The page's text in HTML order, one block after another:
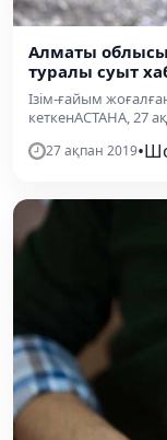
Алматы
туралы суыт
Ізім-ғайым
кеткенАСТАНА, 27
27 ақпан 2019•